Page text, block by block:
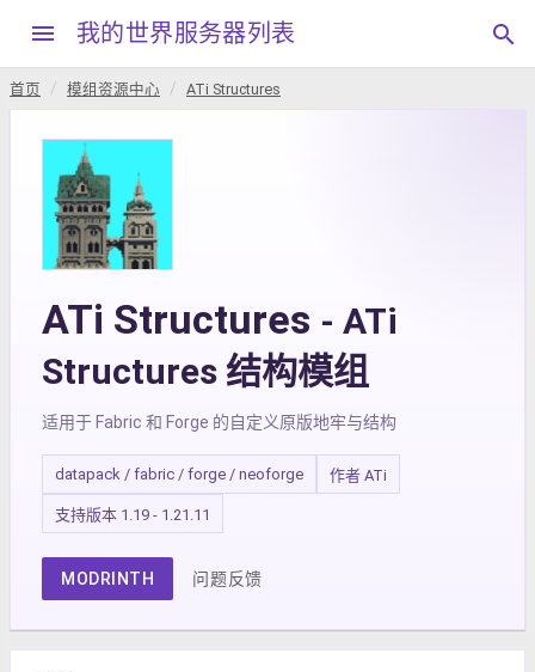
menu 我的世界服务器列表 search
首页 模组资源中心 ATi Structures
ATi Structures - ATi
Structures 结构模组
适用于 Fabric 和 Forge 的自定义原版地牢与结构
datapack / fabric / forge / neoforge 作者 ATi
支持版本 1.19 - 1.21.11
MODRINTH 问题反馈